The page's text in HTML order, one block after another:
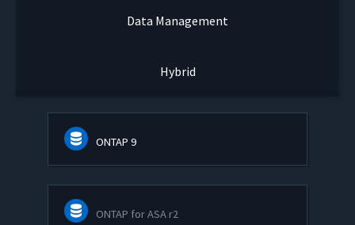
Data Management
Hybrid
ONTAP 9
ONTAP for ASA r2